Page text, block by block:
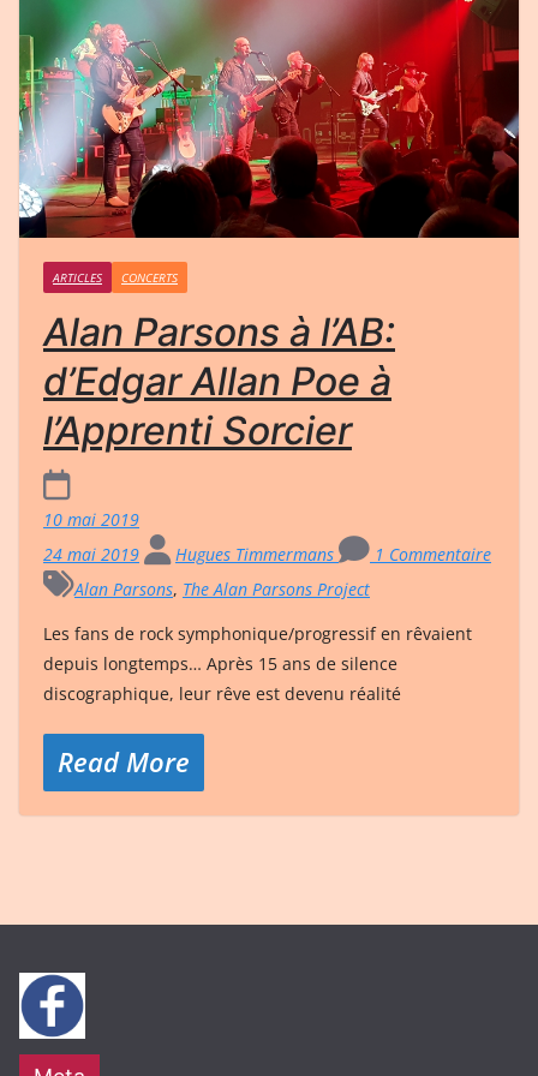
ARTICLES CONCERTS
Alan Parsons à l’AB:
d’Edgar Allan Poe à
l’Apprenti Sorcier
10 mai 2019
24 mai 2019
Hugues Timmermans
1 Commentaire
Alan Parsons, The Alan Parsons Project
Les fans de rock symphonique/progressif en rêvaient
depuis longtemps… Après 15 ans de silence
discographique, leur rêve est devenu réalité
Read More